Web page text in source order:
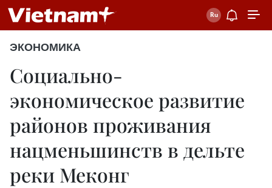
ЭКОНОМИКА
Социально-
экономическое развитие
районов проживания
нацменьшинств в дельте
реки Меконг